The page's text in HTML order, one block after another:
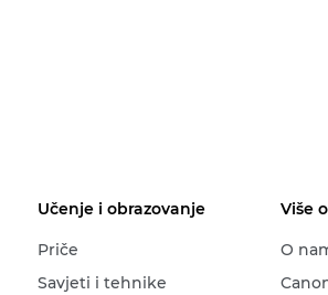
Učenje i obrazovanje
Priče
Savjeti i tehnike
Više
O